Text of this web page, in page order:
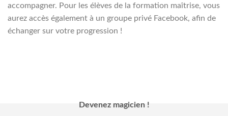
accompagner. Pour les élèves de la formation maîtrise, vous
aurez accès également à un groupe privé Facebook, afin de
échanger sur votre progression !
Devenez magicien !